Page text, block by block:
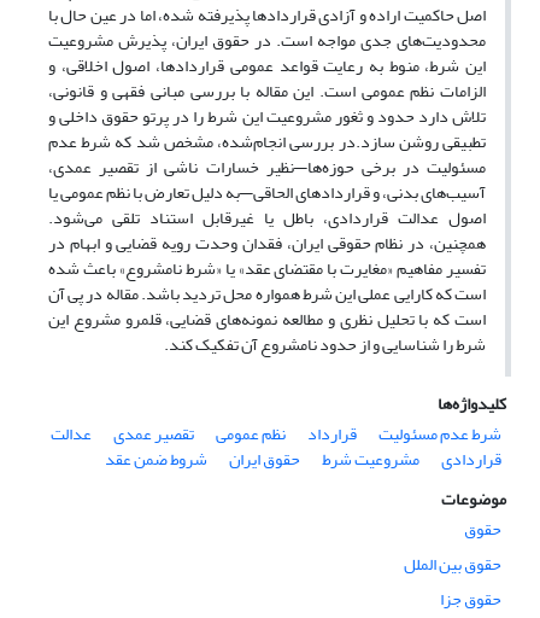
اصل حاکمیت اراده و آزادی قراردادها پذیرفته شده، اما در عین حال با
محدودیت‌های جدی مواجه است. در حقوق ایران، پذیرش مشروعیت
این شرط، منوط به رعایت قواعد عمومی قراردادها، اصول اخلاقی، و
الزامات نظم عمومی است. این مقاله با بررسی مبانی فقهی و قانونی،
تلاش دارد حدود و ثغور مشروعیت این شرط را در پرتو حقوق داخلی و
تطبیقی روشن سازد.در بررسی انجام‌شده، مشخص شد که شرط عدم
مسئولیت در برخی حوزه‌ها—نظیر خسارات ناشی از تقصیر عمدی،
آسیب‌های بدنی، و قراردادهای الحاقی—به دلیل تعارض با نظم عمومی یا
اصول عدالت قراردادی، باطل یا غیرقابل استناد تلقی می‌شود.
همچنین، در نظام حقوقی ایران، فقدان وحدت رویه قضایی و ابهام در
تفسیر مفاهیم «مغایرت با مقتضای عقد» یا «شرط نامشروع» باعث شده
است که کارایی عملی این شرط همواره محل تردید باشد. مقاله در پی آن
است که با تحلیل نظری و مطالعه نمونه‌های قضایی، قلمرو مشروع این
شرط را شناسایی و از حدود نامشروع آن تفکیک کند.
کلیدواژه‌ها
شرط عدم مسئولیت
قرارداد نظم عمومی تقصیر عمدی عدالت
قراردادی مشروعیت شرط حقوق ایران
شروط ضمن عقد
موضوعات
حقوق
حقوق بین الملل
حقوق جزا